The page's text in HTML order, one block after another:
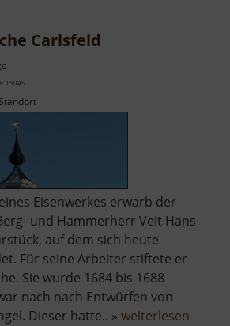
Carlsfeld
15045
Eisenwerkes erwarb der
und Hammerherr Veit Hans
auf dem sich heute
Für seine Arbeiter stiftete er
Sie wurde 1684 bis 1688
nach nach Entwürfen von
Dieser hatte.. » weiterlesen